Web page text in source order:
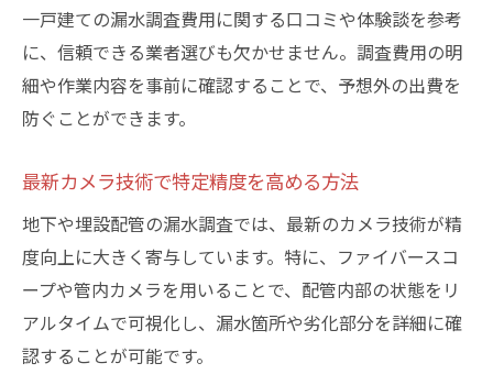
一戸建ての漏水調査費用に関する口コミや体験談を参考
に、信頼できる業者選びも欠かせません。調査費用の明
細や作業内容を事前に確認することで、予想外の出費を
防ぐことができます。
最新カメラ技術で特定精度を高める方法
地下や埋設配管の漏水調査では、最新のカメラ技術が精
度向上に大きく寄与しています。特に、ファイバースコ
ープや管内カメラを用いることで、配管内部の状態をリ
アルタイムで可視化し、漏水箇所や劣化部分を詳細に確
認することが可能です。